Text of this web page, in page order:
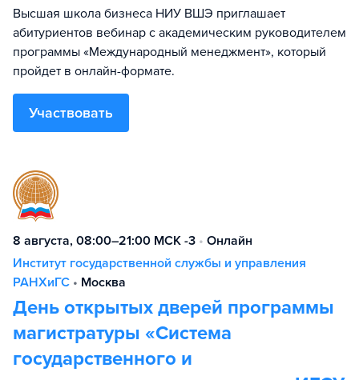
Высшая школа бизнеса НИУ ВШЭ приглашает
абитуриентов вебинар с академическим руководителем
программы «Международный менеджмент», который
пройдет в онлайн-формате.
Участвовать
8 августа, 08:00–21:00 МСК -3 • Онлайн
Институт государственной службы и управления
РАНХиГС • Москва
День открытых дверей программы
магистратуры «Система
государственного и